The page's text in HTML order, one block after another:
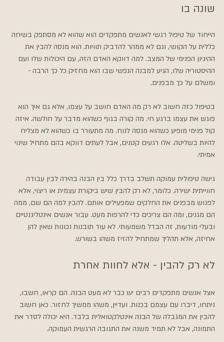
שונה בו
הייחוד של טיפול רגשי לאנשים מתפקדים הוא שהוא לא מסתפק בשיחה
כללית על הקושי, וגם לא ממהר להדביק תוויות. הוא מנסה להבין את
ההיגיון הפנימי של המצב. למה דווקא האדם הזה, עם היכולות שלו ועם
ההיסטוריה שלו, הגיע למבנה הנפשי שבו הוא מחזיק כל כך הרבה -
ומשלם על כך מבפנים.
בטיפול כזה חשוב לא רק מה האדם חושב על עצמו, אלא גם איך הוא
פוגש את עצמו ברגע חי. מה קורה בגוף כשהוא מדבר על חולשה. איזה
קול פנימי מופיע כשהוא מנסה לנוח. מה מתעורר בו כשהוא לא מצליח
להיות בשליטה. אלו רגעים קטנים, אבל לעתים דווקא בהם מתחיל שינוי
אמיתי.
גישה טיפולית עמוקה תשלב בדרך כלל בין הבנה בהירה לבין עבודה
חווייתית ישירה. כלומר, לא רק להבין שיש ביקורת עצמית או ריצוי, אלא
לפגוש מבפנים את החלקים שמפעילים אותם. להבין למה הם שם, ממה
הם מגנים, ומה הם צריכים כדי להרפות מעט. עבור אנשים אינטליגנטיים
ובעלי מודעות, זה הבדל משמעותי. לא עוד תובנות נכונות שאין להן
אחיזה, אלא תהליך שמתחיל להזיז משהו בשורש.
לא רק להבין - אלא לחוות אחרת
אצל אנשים מתפקדים רבים יש כבר לא מעט הבנה. הם קראו, חשבו,
ניתחו, דיברו עם עצמם בכנות. ועדיין, משהו ממשיך לחזור. כאן חשוב
להבין את המגבלה של הבנה אינטלקטואלית בלבד. היא יכולה לסדר את
התמונה, אבל לא תמיד משנה את התגובה הרגשית העמוקה.